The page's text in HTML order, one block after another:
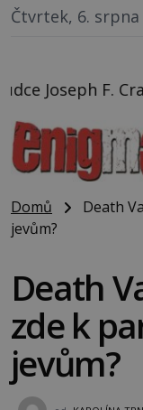
Čtvrtek, 6. srpna
6. srpna
Domů
Death
jevům?
Death
zde k
jevům?